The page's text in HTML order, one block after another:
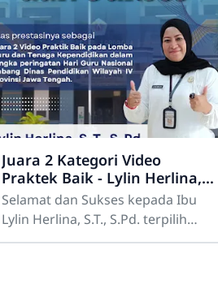
Juara 2 Kategori Video
Praktek Baik - Lylin Herlina,
S.T., S.Pd
Selamat dan Sukses kepada Ibu
Lylin Herlina, S.T., S.Pd. terpilih
sebagai Juara 2 Kategori Video